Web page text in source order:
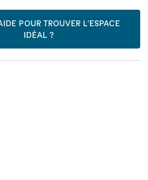
POUR TROUVER L'ESPACE
IDÉAL ?